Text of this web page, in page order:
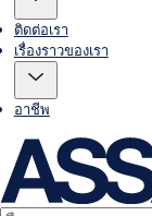
ติดต่อเรา
เรื่องราวของเรา
อาชีพ